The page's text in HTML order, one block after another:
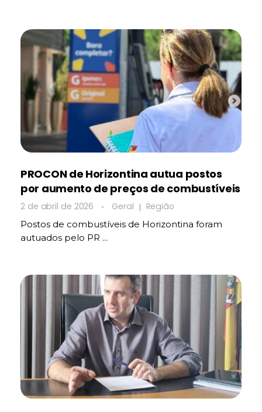
PROCON de Horizontina autua postos
por aumento de preços de combustíveis
2 de abril de 2026 Geral Região
Postos de combustíveis de Horizontina foram
autuados pelo PR ...